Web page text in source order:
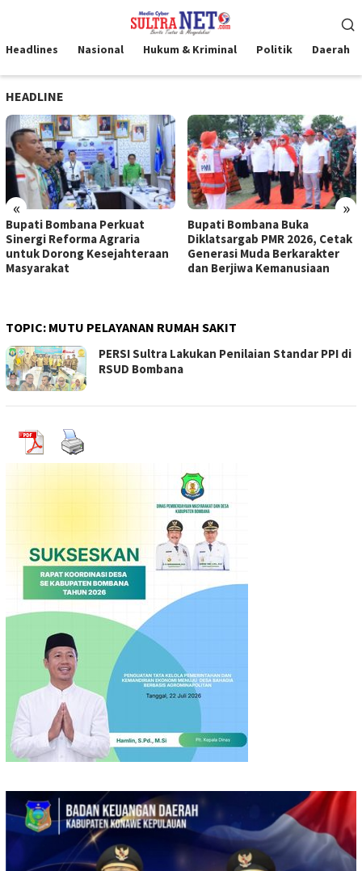
kontenMobile
Headlines Nasional Hukum & Kriminal Politik Daerah
HEADLINE
« »
Bupati Bombana Perkuat
Sinergi Reforma Agraria
untuk Dorong Kesejahteraan
Masyarakat
Bupati Bombana Buka
Diklatsargab PMR 2026, Cetak
Generasi Muda Berkarakter
dan Berjiwa Kemanusiaan
TOPIC: MUTU PELAYANAN RUMAH SAKIT
PERSI Sultra Lakukan Penilaian Standar PPI di
RSUD Bombana